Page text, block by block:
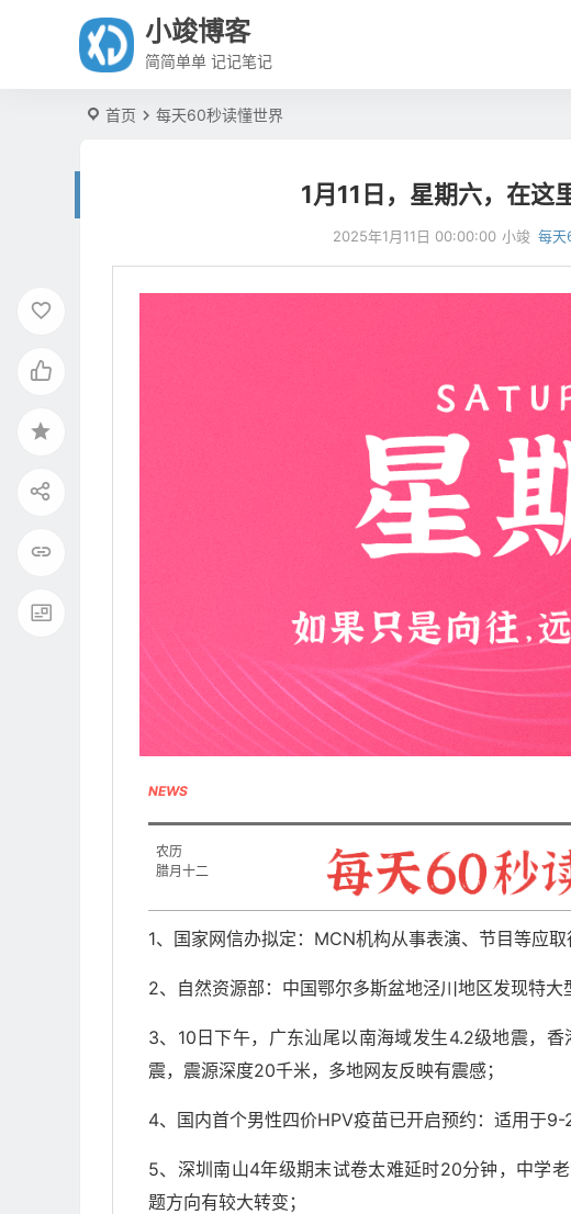
小竣博客
简简单单 记记笔记
首页 每天60秒读懂世界
1月11日，星期六，在这
2025年1月11日 00:00:00 小竣 每天
NEWS
农历
腊月十二
1、国家网信办拟定：MCN机构从事表演、节目等应取
2、自然资源部：中国鄂尔多斯盆地泾川地区发现特大
3、10日下午，广东汕尾以南海域发生4.2级地震，
震，震源深度20千米，多地网友反映有震感；
4、国内首个男性四价HPV疫苗已开启预约：适用于9-
5、深圳南山4年级期末试卷太难延时20分钟，中学
题方向有较大转变；